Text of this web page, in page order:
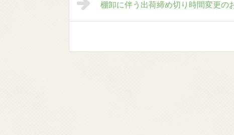
棚卸に伴う出荷締め切り時間変更の